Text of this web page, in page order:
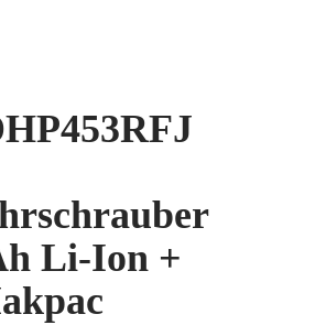
Li-Ion +